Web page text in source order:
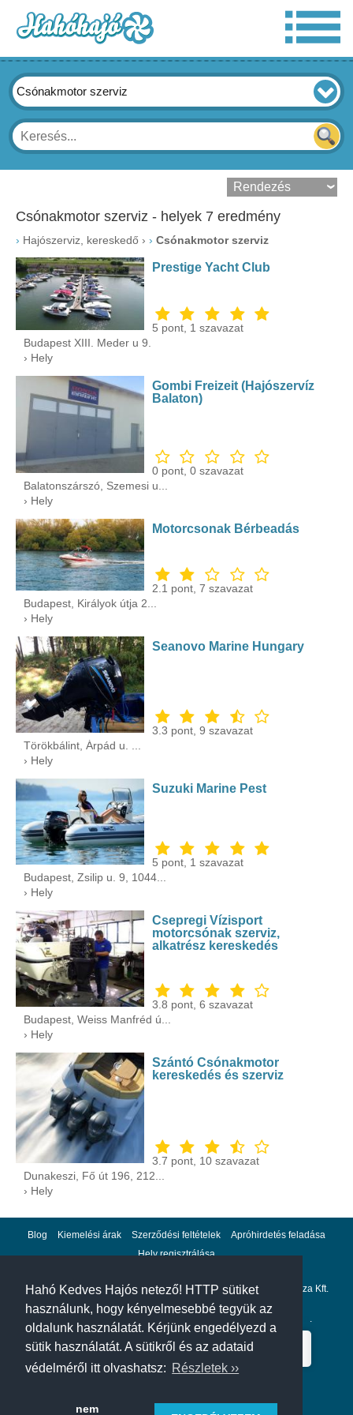
Hahó Kedves Hajós netező! HTTP sütiket
használunk, hogy kényelmesebbé tegyük az
oldalunk használatát. Kérjünk engedélyezd a
sütik használatát. A sütikről és az adataid
védelméről itt olvashatsz: Részletek ››
nem
Csónakmotor szerviz
Csónakmotor szerviz - helyek 7 eredmény
› Hajószerviz, kereskedő ›Csónakmotor szerviz
Prestige Yacht Club
5 pont, 1 szavazat
Budapest XIII. Meder u 9.
› Hely
Gombi Freizeit (Hajószervíz
Balaton)
0 pont,0 szavazat
Balatonszárszó, Szemesi u...
› Hely
Motorcsonak Bérbeadás
2.1 pont,7 szavazat
Budapest, Királyok útja 2...
› Hely
Seanovo Marine Hungary
3.3 pont,9 szavazat
Törökbálint, Árpád u. ...
› Hely
Suzuki Marine Pest
5 pont, 1 szavazat
Budapest, Zsilip u. 9, 1044...
› Hely
Csepregi Vízisport
motorcsónak szerviz,
alkatrész kereskedés
3.8 pont,6 szavazat
Budapest, Weiss Manfréd ú...
› Hely
Szántó Csónakmotor
kereskedés és szerviz
3.7 pont, 10 szavazat
Dunakeszi, Fő út 196, 212...
› Hely
Blog Kiemelési árak Szerződési feltételek
Apróhirdetés feladása
Hely regisztrálása
Adatvédelem Impresszum A hahohajo.hu kiadója a GlobalPlaza Kft.
A hahohajo.hu online bankkártyás fizetési partnere az .